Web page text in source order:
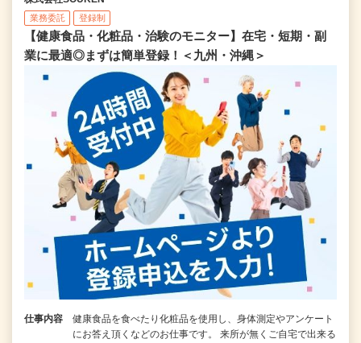
業務委託 登録制
【健康食品・化粧品・治験のモニター】在宅・短期・副
業に最適◎まずは簡単登録！＜九州・沖縄＞
仕事内容
健康食品を食べたり化粧品を使用し、身体測定やアンケート
にお答え頂くなどのお仕事です。 来所が無くご自宅で出来る